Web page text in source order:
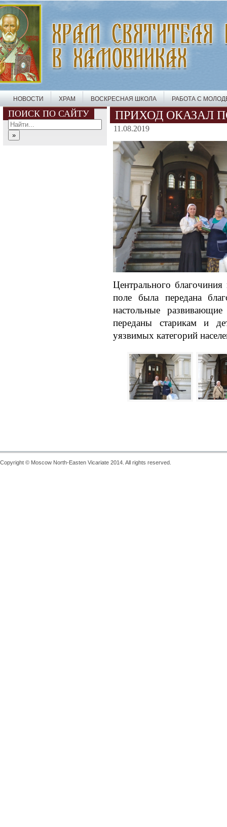
НОВОСТИ ХРАМ ВОСКРЕСНАЯ ШКОЛА РАБОТА С
ПОИСК ПО САЙТУ ПРИХОД
11.08.2019
Центрального
поле была передана
настольные
переданы старикам и
уязвимых категорий
Copyright © Moscow North-Easten Vicariate 2014. All rights reserved.